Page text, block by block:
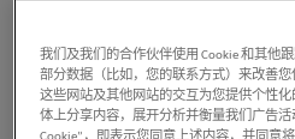
出版物：19
我们及我们的合作伙伴使用 Cookie 和其他
部分数据（比如，您的联系方式）来改善
这些网站及其他网站的交互为您提供个性
体上分享内容，展开分析并衡量我们广告